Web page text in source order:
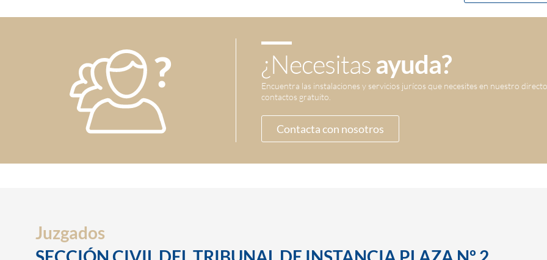
¿Necesitasayuda?
Encuentra las instalaciones y servicios jurícos que necesites en nuestro
contactos gratuito.
Contacta con nosotros
Juzgados